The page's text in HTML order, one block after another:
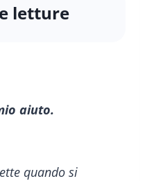
letture
aiuto.
quando si